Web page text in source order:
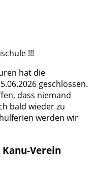
!!!
hat die
geschlossen.
dass niemand
bald wieder zu
werden wir
Verein